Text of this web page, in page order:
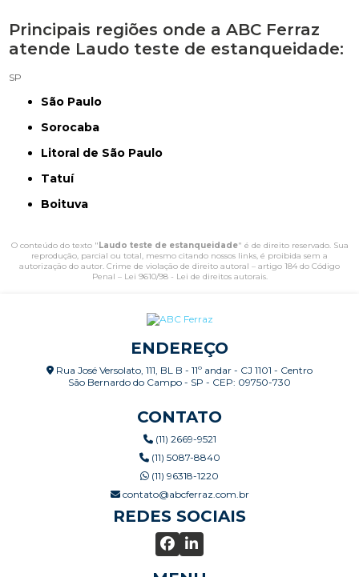
Principais regiões onde a ABC Ferraz
atende Laudo teste de estanqueidade:
SP
São Paulo
Sorocaba
Litoral de São Paulo
Tatuí
Boituva
O conteúdo do texto "Laudo teste de estanqueidade" é de direito reservado. Sua
reprodução, parcial ou total, mesmo citando nossos links, é proibida sem a
autorização do autor. Crime de violação de direito autoral – artigo 184 do Código
Penal – Lei 9610/98 - Lei de direitos autorais.
ENDEREÇO
Rua José Versolato, 111, BL B - 11º andar - CJ 1101 - Centro
São Bernardo do Campo - SP - CEP: 09750-730
CONTATO
(11) 2669-9521
(11) 5087-8840
(11) 96318-1220
contato@abcferraz.com.br
REDES SOCIAIS